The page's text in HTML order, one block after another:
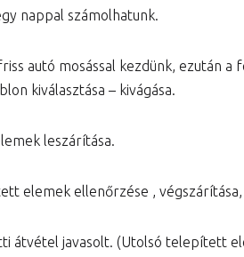
nappal számolhatunk.
autó mosással kezdünk, ezután a
kiválasztása – kivágása.
leszárítása.
elemek ellenőrzése , végszárítása,
átvétel javasolt. (Utolsó telepített